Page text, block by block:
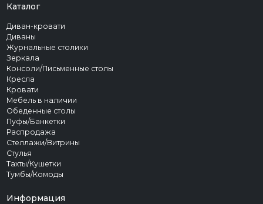
Каталог
Диван-кровати
Диваны
Журнальные столики
Зеркала
Консоли/Письменные столы
Кресла
Кровати
Мебель в наличии
Обеденные столы
Пуфы/Банкетки
Распродажа
Стеллажи/Витрины
Стулья
Тахты/Кушетки
Тумбы/Комоды
Информация